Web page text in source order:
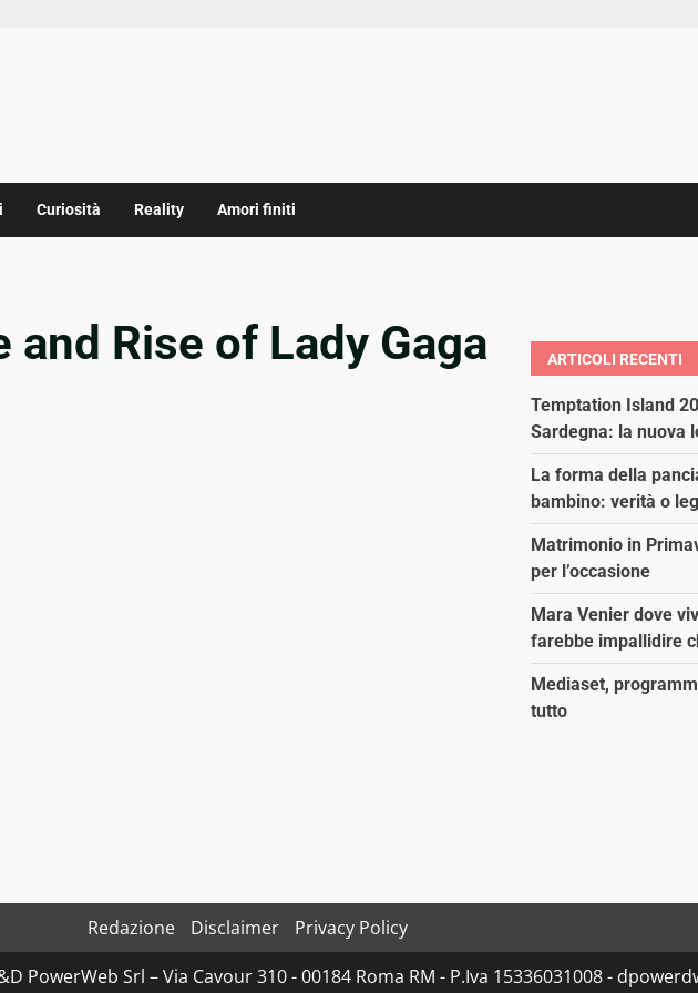
Curiosità Reality Amori finiti
Rise of Lady Gaga ARTICOLI RECENTI
Temptation Island
Sardegna: la nuova
La forma della
bambino: verità o
Matrimonio in
per l’occasione
Mara Venier dove
farebbe impallidire
Mediaset,
tutto
Redazione Disclaimer
Privacy Policy
Srl – Via Cavour 310 - 00184 Roma RM - P.Iva 15336031008 -